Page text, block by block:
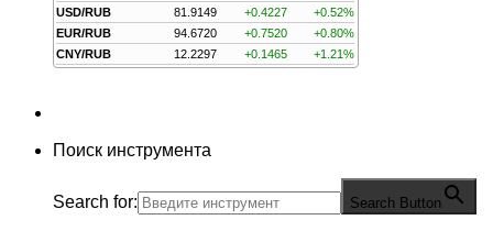
USD/RUB
81.9149 +0.4227
+0.52%
EUR/RUB
94.6720 +0.7520
+0.80%
CNY/RUB
12.2297 +0.1465 +1.21%
Поиск инструмента
Search for: Search Button